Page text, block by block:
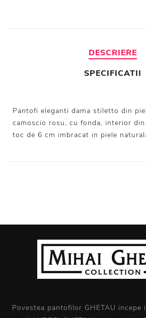
DESCRIERE
SPECIFICATII
Pantofi eleganti dama stiletto din
camoscio rosu, cu fonda, interior
toc de 6 cm imbracat in piele
Povestea pantofilor GHETAU incepe